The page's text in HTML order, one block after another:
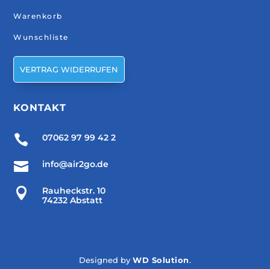
Warenkorb
Wunschliste
VERTRAG WIDERRUFEN
KONTAKT
 07062 97 99 42 2
 info@air2go.de

Rauheckstr. 10
74232 Abstatt
Designed byWD Solution.